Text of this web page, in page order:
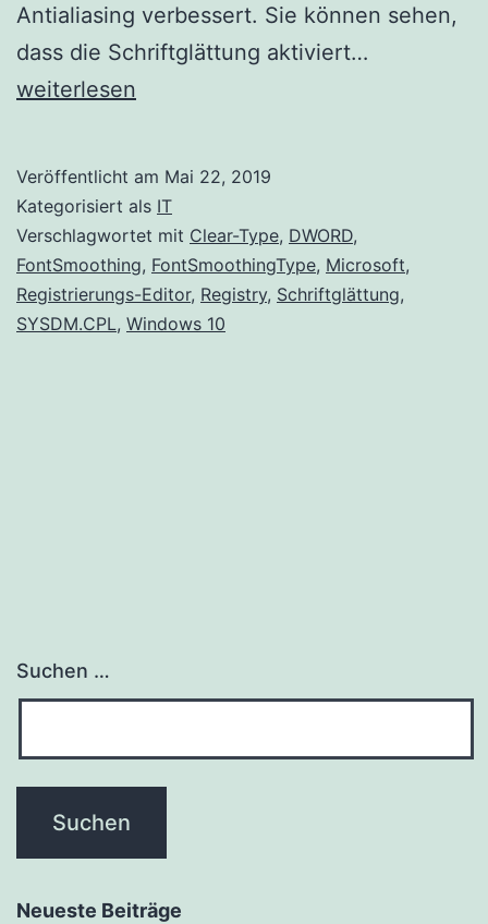
Antialiasing verbessert. Sie können sehen,
dass die Schriftglättung aktiviert…
weiterlesen
Veröffentlicht am Mai 22, 2019
Kategorisiert als IT
Verschlagwortet mit Clear-Type, DWORD,
FontSmoothing, FontSmoothingType, Microsoft,
Registrierungs-Editor, Registry, Schriftglättung,
SYSDM.CPL, Windows 10
Suchen …
Neueste Beiträge